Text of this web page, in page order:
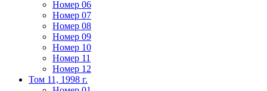
Номер 06
Номер 07
Номер 08
Номер 09
Номер 10
Номер 11
Номер 12
Том 11, 1998 г.